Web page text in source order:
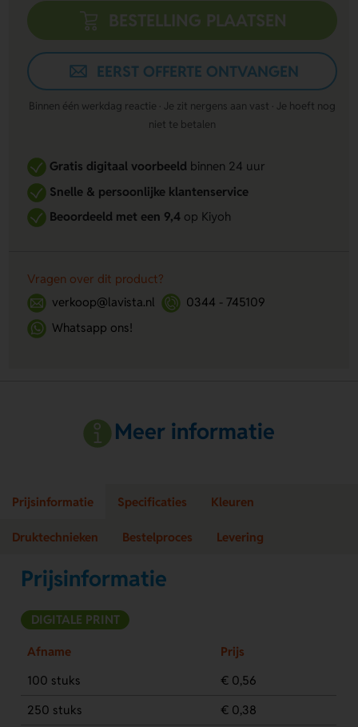
BESTELLING PLAATSEN
EERST OFFERTE ONTVANGEN
Binnen één werkdag reactie · Je zit nergens aan vast · Je hoeft nog
niet te betalen
Gratis digitaal voorbeeldbinnen 24 uur
Snelle & persoonlijke klantenservice
Beoordeeld met een 9,4op Kiyoh
Vragen over dit product?
verkoop@lavista.nl
0344 - 745109
Whatsapp ons!
Meer informatie
Prijsinformatie Specificaties Kleuren
Druktechnieken Bestelproces Levering
Prijsinformatie
DIGITALE PRINT
Afname
Prijs
100 stuks
€ 0,56
250 stuks
€ 0,38